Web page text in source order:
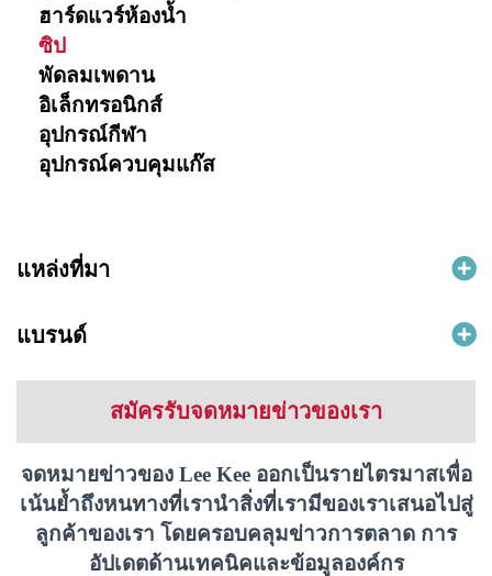
ฮาร์ดแวร์ห้องน้ำ
ซิป
พัดลมเพดาน
อิเล็กทรอนิกส์
อุปกรณ์กีฬา
อุปกรณ์ควบคุมแก๊ส
แหล่งที่มา
แบรนด์
สมัครรับจดหมายข่าวของเรา
จดหมายข่าวของ Lee Kee ออกเป็นรายไตรมาสเพื่อ
เน้นย้ำถึงหนทางที่เรานำสิ่งที่เรามีของเราเสนอไปสู่
ลูกค้าของเรา โดยครอบคลุมข่าวการตลาด การ
อัปเดตด้านเทคนิคและข้อมูลองค์กร